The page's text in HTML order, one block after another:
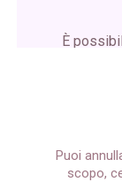
È
Puoi
scopo,